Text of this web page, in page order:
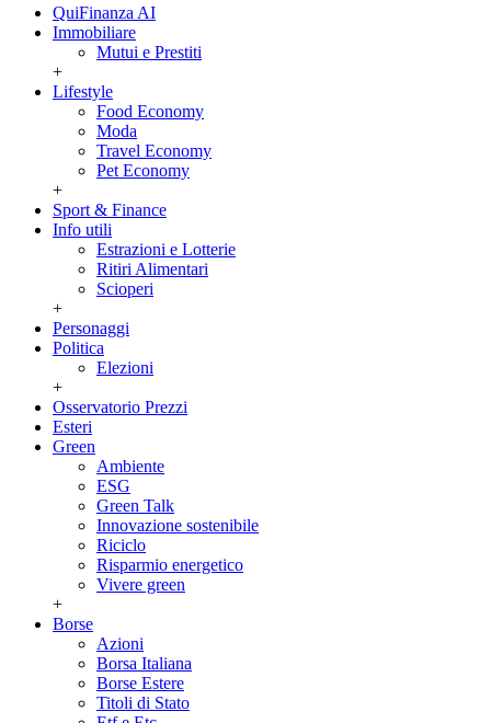
QuiFinanza AI
Immobiliare
Mutui e Prestiti
+
Lifestyle
Food Economy
Moda
Travel Economy
Pet Economy
+
Sport & Finance
Info utili
Estrazioni e Lotterie
Ritiri Alimentari
Scioperi
+
Personaggi
Politica
Elezioni
+
Osservatorio Prezzi
Esteri
Green
Ambiente
ESG
Green Talk
Innovazione sostenibile
Riciclo
Risparmio energetico
Vivere green
+
Borse
Azioni
Borsa Italiana
Borse Estere
Titoli di Stato